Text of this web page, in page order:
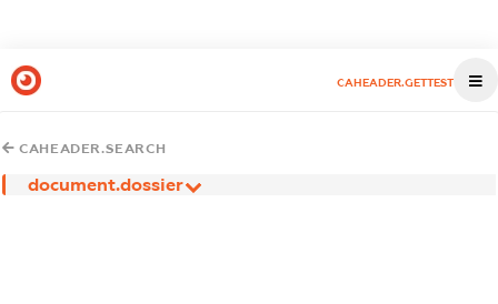
CAHEADER.GETTEST
CAHEADER.SEARCH
document.dossier